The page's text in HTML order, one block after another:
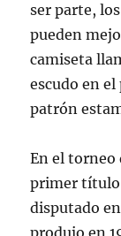
ser parte,
pueden
camiseta
escudo en
patrón
En el torneo
primer título
disputado